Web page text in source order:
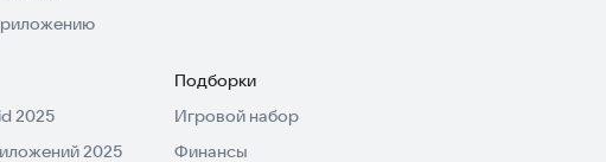
2025
2025
Подборки
Игровой набор
Финансы